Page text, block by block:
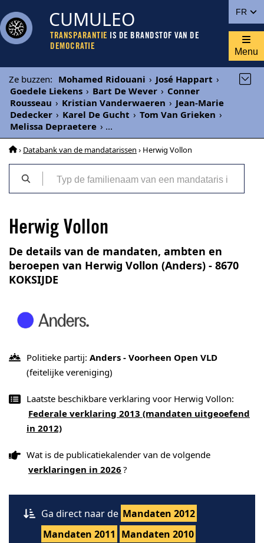
FR
CUMULEO
TRANSPARANTIE IS DE BRANDSTOF VAN DE
DEMOCRATIE
Menu
Ze buzzen: Mohamed Ridouani › José Happart ›
Goedele Liekens › Bart De Wever › Conner
Rousseau › Kristian Vanderwaeren › Jean-Marie
Dedecker › Karel De Gucht › Tom Van Grieken ›
Melissa Depraetere › ...
› Databank van de mandatarissen › Herwig Vollon
Herwig Vollon
De details van de mandaten, ambten en
beroepen van Herwig Vollon (Anders) - 8670
KOKSIJDE
Politieke partij: Anders - Voorheen Open VLD
(feitelijke vereniging)
Laatste beschikbare verklaring voor Herwig Vollon:
Federale verklaring 2013 (mandaten uitgeoefend
in 2012)
Wat is de publicatiekalender van de volgende
verklaringen in 2026 ?
Ga direct naar de Mandaten 2012
Mandaten 2011 Mandaten 2010